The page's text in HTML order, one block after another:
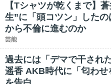
【Tシャツが乾くまで】
生”に「頭コツン」した
から不倫に進むのか
芸能
過去には「デマで干され
遥香 AKB時代に「匂わ